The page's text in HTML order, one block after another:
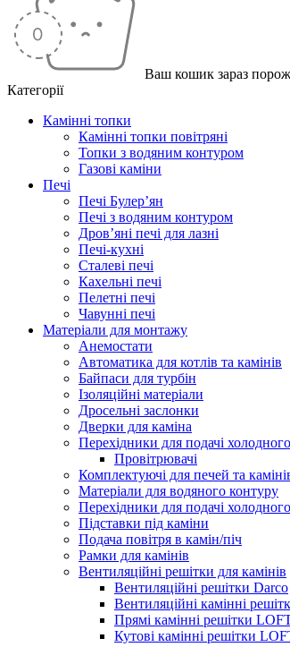
Ваш кошик зараз
Категорії
Камінні топки
Камінні топки повітряні
Топки з водяним контуром
Газові каміни
Печі
Печі Булер’ян
Печі з водяним контуром
Дров’яні печі для лазні
Печі-кухні
Сталеві печі
Кахельні печі
Пелетні печі
Чавунні печі
Матеріали для монтажу
Анемостати
Автоматика для котлів та камінів
Байпаси для турбін
Ізоляційні матеріали
Дросельні заслонки
Дверки для каміна
Перехідники для подачі
Провітрювачі
Комплектуючі для печей та
Матеріали для водяного контуру
Перехідники для подачі
Підставки під каміни
Подача повітря в камін/піч
Рамки для камінів
Вентиляційні решітки для камінів
Вентиляційні решітки Darco
Вентиляційні камінні
Прямі камінні решітки
Кутові камінні решітки